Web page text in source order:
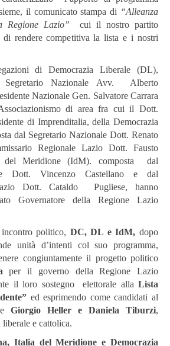
il comunicato stampa di “Alleanza
Regione Lazio”
cui il nostro partito
di rendere competitiva la lista e i nostri
di Democrazia Liberale (DL),
Segretario Nazionale Avv. Alberto
Nazionale Gen. Salvatore Carrara
di area fra cui il Dott.
di Imprenditalia, della Democrazia
dal Segretario Nazionale Dott. Renato
Regionale Lazio Dott. Fausto
Meridione (IdM). composta dal
Dott. Vincenzo Castellano e dal
Dott. Cataldo Pugliese, hanno
Governatore della Regione Lazio
politico, DC, DL e IdM,dopo
unità d’intenti col suo programma,
congiuntamente il progetto politico
per il governo della Regione Lazio
il loro sostegno elettorale alla Lista
ed esprimendo come candidati al
Giorgio Heller e Daniela Tiburzi,
e cattolica.
Italia del Meridione e Democrazia